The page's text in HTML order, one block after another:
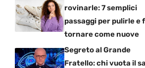
rovinarle: 7 semplici
passaggi per pulirle e
tornare come nuove
Segreto al Grande
Fratello: chi vuota il